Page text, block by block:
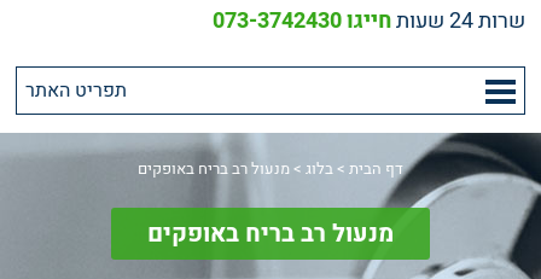
שרות 24 שעות חייגו 073-3742430
דף הבית >בלוג > מנעול רב בריח באופקים
מנעול רב בריח באופקים